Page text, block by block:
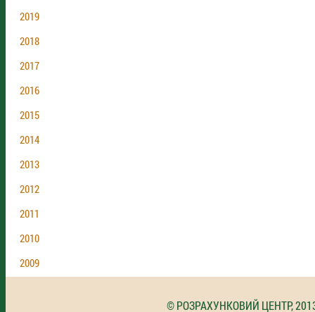
2019
2018
2017
2016
2015
2014
2013
2012
2011
2010
2009
© РОЗРАХУНКОВИЙ ЦЕНТР,